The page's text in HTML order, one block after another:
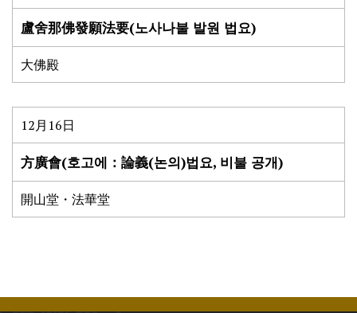
盧舍那佛發願法要(노사나불 발원 법요)
大佛殿
12月16日
方廣會(호고에：論義(논의)법요, 비불 공개)
開山堂・法華堂